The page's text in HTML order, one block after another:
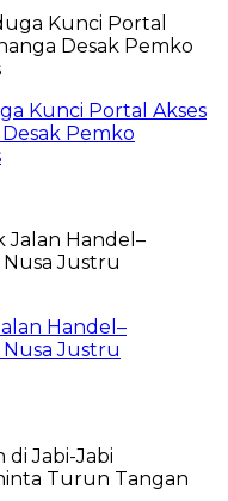
Kunci Portal Akses
Pemko
Handel–
Justru